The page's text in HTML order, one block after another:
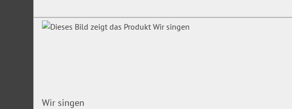
Wir singen